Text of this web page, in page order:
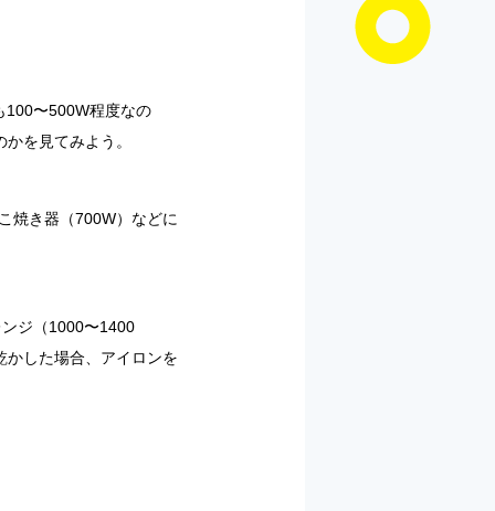
100〜500W程度なの
を見てみよう。
焼き器（700W）などに
ジ（1000〜1400
した場合、アイロンを